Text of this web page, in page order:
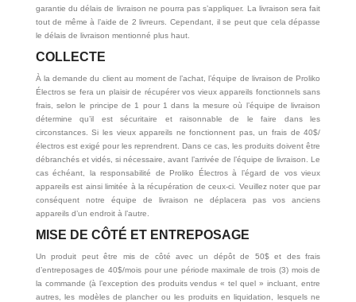
garantie du délais de livraison ne pourra pas s’appliquer. La livraison sera fait
tout de même à l’aide de 2 livreurs. Cependant, il se peut que cela dépasse
le délais de livraison mentionné plus haut.
COLLECTE
À la demande du client au moment de l’achat, l’équipe de livraison de Proliko
Électros se fera un plaisir de récupérer vos vieux appareils fonctionnels sans
frais, selon le principe de 1 pour 1 dans la mesure où l’équipe de livraison
détermine qu’il est sécuritaire et raisonnable de le faire dans les
circonstances. Si les vieux appareils ne fonctionnent pas, un frais de 40$/
électros est exigé pour les reprendrent. Dans ce cas, les produits doivent être
débranchés et vidés, si nécessaire, avant l’arrivée de l’équipe de livraison. Le
cas échéant, la responsabilité de Proliko Électros à l’égard de vos vieux
appareils est ainsi limitée à la récupération de ceux-ci. Veuillez noter que par
conséquent notre équipe de livraison ne déplacera pas vos anciens
appareils d’un endroit à l’autre.
MISE DE CÔTÉ ET ENTREPOSAGE
Un produit peut être mis de côté avec un dépôt de 50$ et des frais
d’entreposages de 40$/mois pour une période maximale de trois (3) mois de
la commande (à l’exception des produits vendus « tel quel » incluant, entre
autres, les modèles de plancher ou les produits en liquidation, lesquels ne